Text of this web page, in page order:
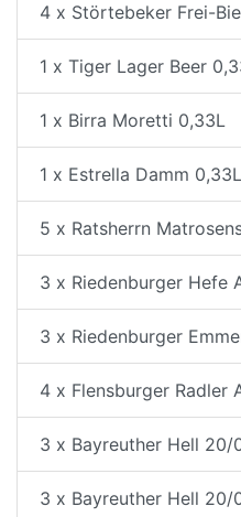
4 x Störtebeker Frei-
1 x Tiger Lager Beer
1 x Birra Moretti 0,33L
1 x Estrella Damm 0,33L
5 x Ratsherrn
3 x Riedenburger Hefe
3 x Riedenburger
4 x Flensburger Radler
3 x Bayreuther Hell 20/
3 x Bayreuther Hell 20/